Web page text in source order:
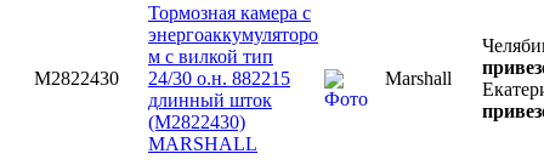
M2822430
Тормозная камера с
энергоаккумуляторо
м с вилкой тип
24/30 о.н. 882215
длинный шток
(M2822430)
MARSHALL
Marshall